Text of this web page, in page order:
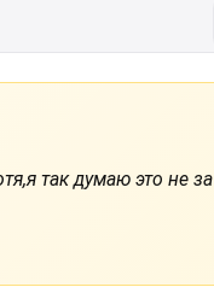
так думаю это не за